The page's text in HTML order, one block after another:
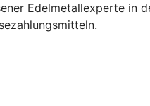
Edelmetallexperte in